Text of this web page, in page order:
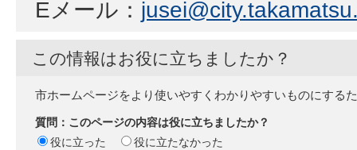
Eメール：
この情報はお役に立ちましたか？
市ホームページをより使いやすくわかりやすいものにする
質問：このページの内容は役に立ちましたか？
役に立った
役に立たなかった